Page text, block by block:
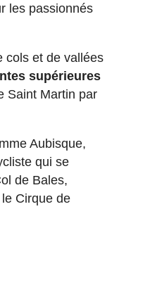
les passionnés
cols et de vallées
supérieures
Saint Martin par
Aubisque,
qui se
de Bales,
Cirque de